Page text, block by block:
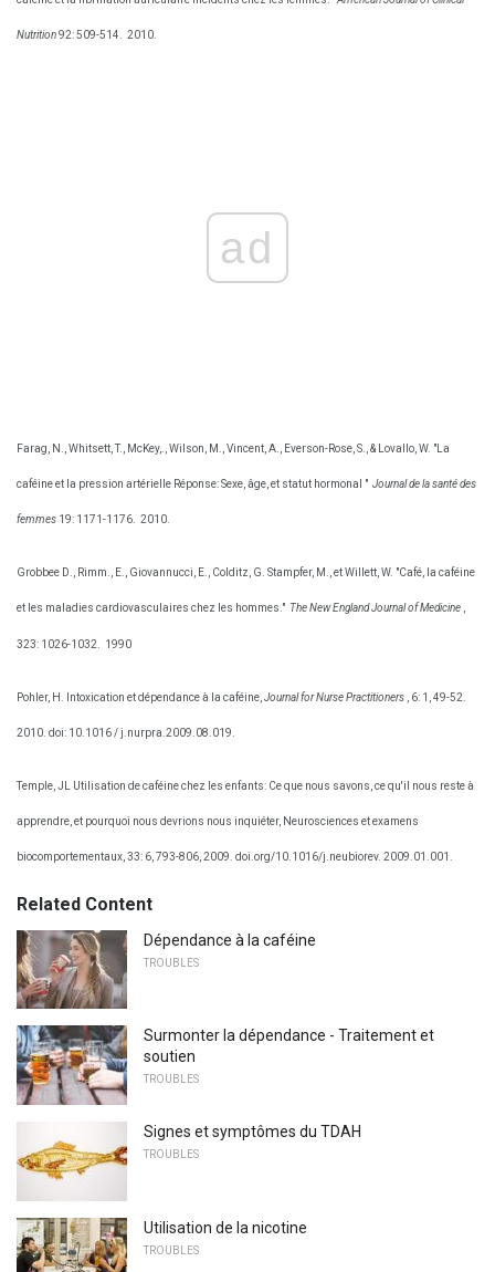
Nutrition92: 509-514. 2010.
ad
Farag, N., Whitsett, T., McKey,., Wilson, M., Vincent, A., Everson-Rose, S., & Lovallo, W. "La
caféine et la pression artérielle Réponse: Sexe, âge, et statut hormonal " Journal de la santé des
femmes 19: 1171-1176. 2010.
Grobbee D., Rimm., E., Giovannucci, E., Colditz, G. Stampfer, M., et Willett, W. "Café, la caféine
et les maladies cardiovasculaires chez les hommes." The New England Journal of Medicine ,
323: 1026-1032. 1990
Pohler, H. Intoxication et dépendance à la caféine, Journal for Nurse Practitioners , 6: 1, 49-52.
2010. doi: 10.1016 / j.nurpra.2009.08.019.
Temple, JL Utilisation de caféine chez les enfants: Ce que nous savons, ce qu'il nous reste à
apprendre, et pourquoi nous devrions nous inquiéter, Neurosciences et examens
biocomportementaux, 33: 6, 793-806, 2009. doi.org/10.1016/j.neubiorev. 2009.01.001.
Related Content
Dépendance à la caféine
TROUBLES
Surmonter la dépendance - Traitement et
soutien
TROUBLES
Signes et symptômes du TDAH
TROUBLES
Utilisation de la nicotine
TROUBLES